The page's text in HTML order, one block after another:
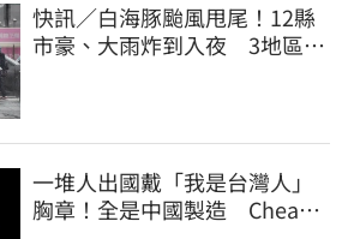
快訊／白海豚颱風甩尾！12縣
市豪、大雨炸到入夜 3地區有
一堆人出國戴「我是台灣人」
胸章！全是中國製造 Cheap